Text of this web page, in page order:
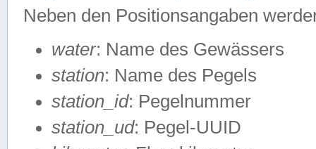
Neben den Positionsangaben
water: Name des Gewässers
station: Name des Pegels
station_id: Pegelnummer
station_ud: Pegel-UUID